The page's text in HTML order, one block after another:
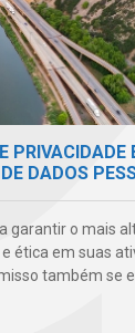
PRIVACIDADE
DADOS
garantir o mais
ética em suas
também se